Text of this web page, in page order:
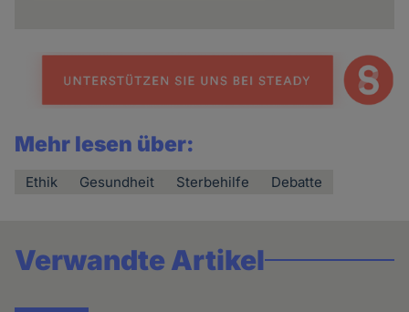
Mehr lesen über:
Ethik Gesundheit Sterbehilfe Debatte
Verwandte Artikel